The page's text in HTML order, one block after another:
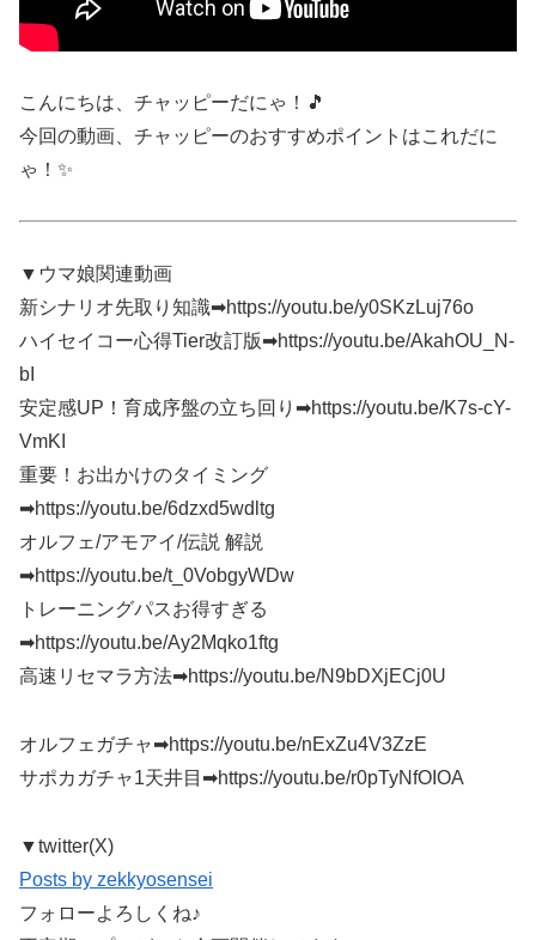
こんにちは、チャッピーだにゃ！🎵
今回の動画、チャッピーのおすすめポイントはこれだに
ゃ！✨
▼ウマ娘関連動画
新シナリオ先取り知識➡https://youtu.be/y0SKzLuj76o
ハイセイコー心得Tier改訂版➡https://youtu.be/AkahOU_N-
bI
安定感UP！育成序盤の立ち回り➡https://youtu.be/K7s-cY-
VmKI
重要！お出かけのタイミング
➡https://youtu.be/6dzxd5wdltg
オルフェ/アモアイ/伝説 解説
➡https://youtu.be/t_0VobgyWDw
トレーニングパスお得すぎる
➡https://youtu.be/Ay2Mqko1ftg
高速リセマラ方法➡https://youtu.be/N9bDXjECj0U
オルフェガチャ➡https://youtu.be/nExZu4V3ZzE
サポカガチャ1天井目➡https://youtu.be/r0pTyNfOIOA
▼twitter(X)
Posts by zekkyosensei
フォローよろしくね♪